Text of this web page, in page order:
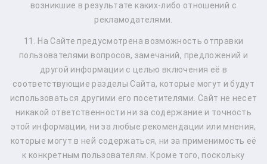
возникшие в результате каких-либо отношений с
рекламодателями.
11. На Сайте предусмотрена возможность отправки
пользователями вопросов, замечаний, предложений и
другой информации с целью включения её в
соответствующие разделы Сайта, которые могут и будут
использоваться другими его посетителями. Сайт не несет
никакой ответственности ни за содержание и точность
этой информации, ни за любые рекомендации или мнения,
которые могут в ней содержаться, ни за применимость её
к конкретным пользователям. Кроме того, поскольку